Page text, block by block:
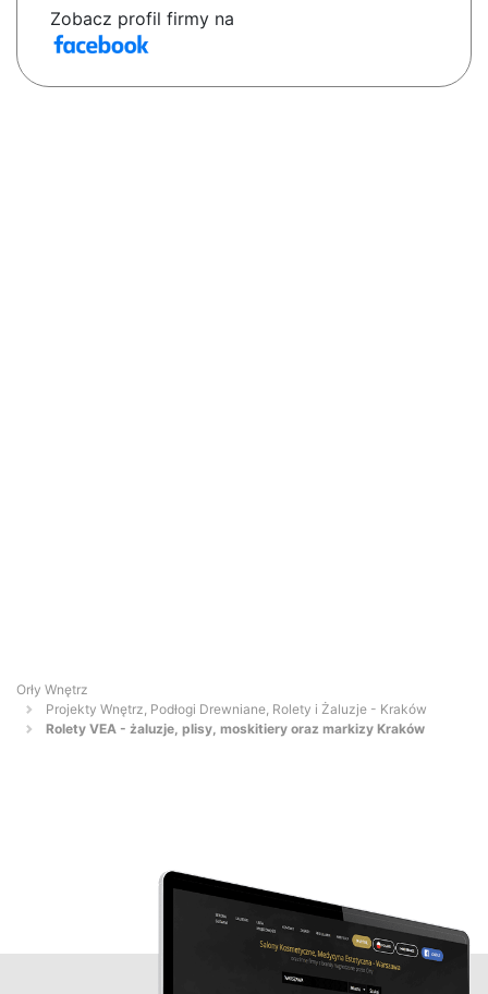
Zobacz profil firmy na
Orły Wnętrz
Projekty Wnętrz, Podłogi Drewniane, Rolety i Żaluzje - Kraków
Rolety VEA - żaluzje, plisy, moskitiery oraz markizy Kraków